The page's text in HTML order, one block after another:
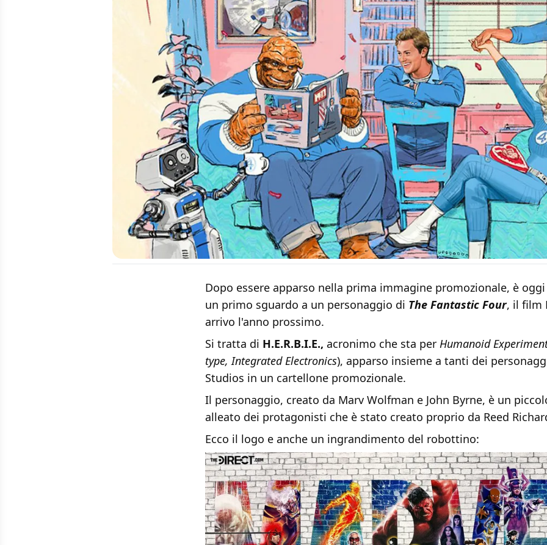
Dopo essere apparso nella prima immagine promozionale, è
un primo sguardo a un personaggio di The Fantastic Four, il film
arrivo l'anno prossimo.
Si tratta di H.E.R.B.I.E., acronimo che sta per Humanoid
type, Integrated Electronics), apparso insieme a tanti dei
Studios in un cartellone promozionale.
Il personaggio, creato da Marv Wolfman e John Byrne, è un
alleato dei protagonisti che è stato creato proprio da Reed
Ecco il logo e anche un ingrandimento del robottino: